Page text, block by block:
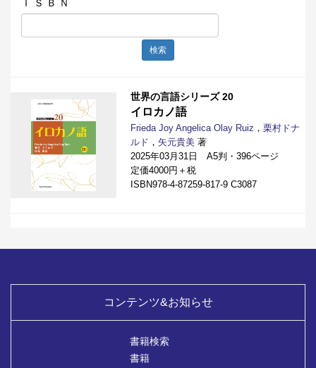
Ｉ Ｓ Ｂ Ｎ
検索
世界の言語シリーズ 20
イロカノ語
Frieda Joy Angelica Olay Ruiz ， 栗村ドナ
ルド ， 矢元貴美 著
2025年03月31日 A5判・396ページ
定価4000円＋税
ISBN978-4-87259-817-9 C3087
コンテンツ&お知らせ
書籍検索
書籍